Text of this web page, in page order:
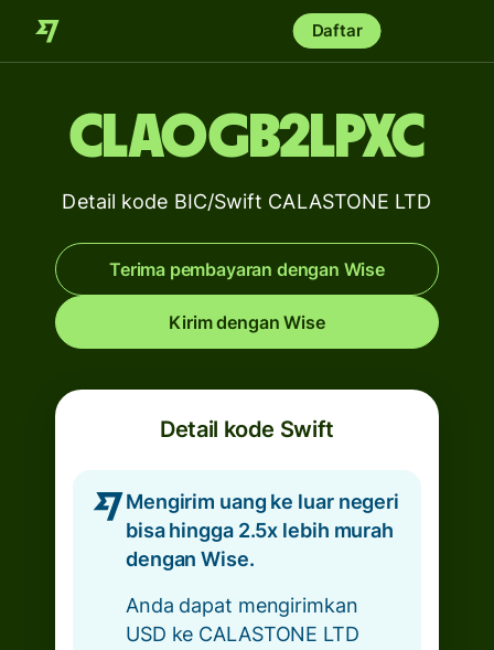
Daftar
CLAOGB2LPXC
Detail kode BIC/Swift CALASTONE LTD
Terima pembayaran dengan Wise
Kirim dengan Wise
Detail kode Swift
Mengirim uang ke luar negeri
bisa hingga 2.5x lebih murah
dengan Wise.
Anda dapat mengirimkan
USD ke CALASTONE LTD